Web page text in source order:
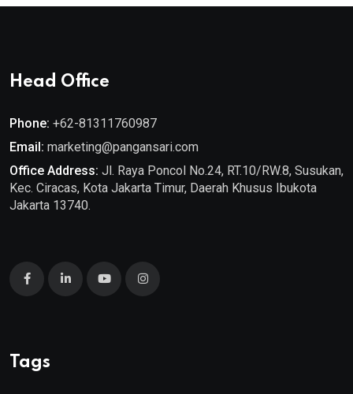
Head Office
Phone: +62-81311760987
Email: marketing@pangansari.com
Office Address: Jl. Raya Poncol No.24, RT.10/RW.8, Susukan,
Kec. Ciracas, Kota Jakarta Timur, Daerah Khusus Ibukota
Jakarta 13740.
Tags